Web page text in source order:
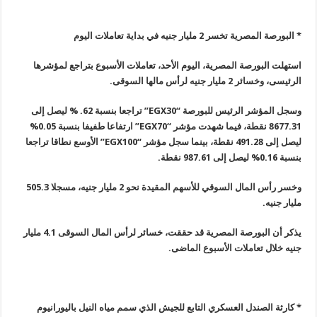
* البورصة المصرية تخسر 2 مليار جنيه في بداية تعاملات اليوم
استهلت البورصة المصرية، اليوم الأحد، تعاملات الأسبوع بتراجع لمؤشرها
الرئيسى، وخسائر 2 مليار جنيه لرأس مالها السوقى
.
وسجل المؤشر الرئيس للبورصة “EGX30”
تراجعا بنسبة 62. % ليصل إلى
8677.31 نقطة، فيما شهدت مؤشر
“EGX70”
ارتفاعا طفيفا بنسبة 0.05%
ليصل إلى 491.28 نقطة، بينما سجل مؤشر
“EGX100”
الأوسع نطاقا تراجعا
بنسبة 0.16% ليصل إلى 987.61 نقطة
.
وخسر رأس المال السوقي للأسهم المقيدة نحو 2 مليار جنيه، مسجلا 505.3
مليار جنيه.
يذكر أن البورصة المصرية قد حققت، خسائر لرأس المال السوقى 4.1 مليار
جنيه خلال تعاملات الأسبوع الماضى.
* كارثة الصندل العسكري التابع للجيش الذي سمم مياه النيل باليورانيوم